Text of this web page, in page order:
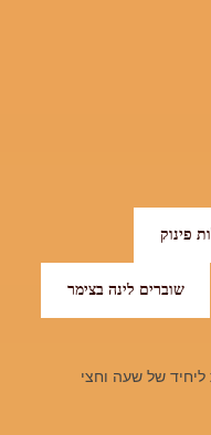
פינוק
שוברים לינה בצימר
של שעה וחצי